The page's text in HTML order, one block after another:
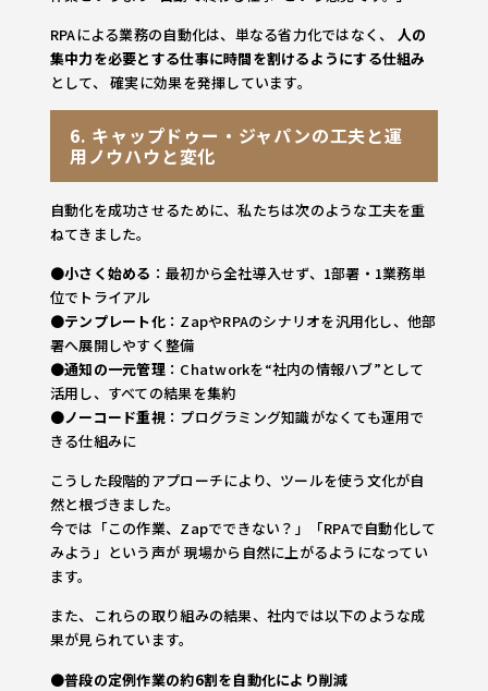
RPAによる業務の自動化は、単なる省力化ではなく、 人の
集中力を必要とする仕事に時間を割けるようにする仕組み
として、 確実に効果を発揮しています。
6. キャップドゥー・ジャパンの工夫と運
用ノウハウと変化
自動化を成功させるために、私たちは次のような工夫を重
ねてきました。
●小さく始める ：最初から全社導入せず、1部署・1業務単
位でトライアル
●テンプレート化 ：ZapやRPAのシナリオを汎用化し、他部
署へ展開しやすく整備
●通知の一元管理 ：Chatworkを“社内の情報ハブ”として
活用し、すべての結果を集約
●ノーコード重視 ：プログラミング知識がなくても運用で
きる仕組みに
こうした段階的アプローチにより、ツールを使う文化が自
然と根づきました。
今では「この作業、Zapでできない？」「RPAで自動化して
みよう」という声が 現場から自然に上がるようになってい
ます。
また、これらの取り組みの結果、社内では以下のような成
果が見られています。
●普段の定例作業の約6割を自動化により削減